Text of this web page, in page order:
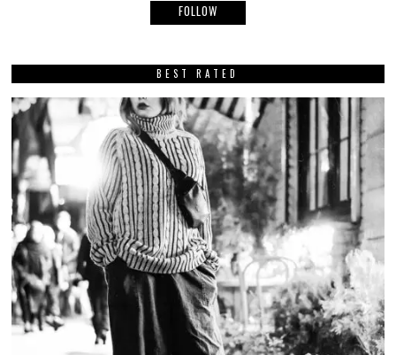
FOLLOW
BEST RATED